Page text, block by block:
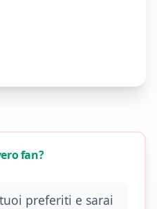
fan?
preferiti e sarai